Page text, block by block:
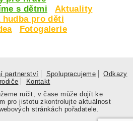
s dětmi
Aktuality
hudba pro děti
Fotogalerie
partnerství Spolupracujeme
Odkazy
Kontakt
ručit, v čase může dojít ke
pro jistotu zkontrolujte aktuálnost
stránkách pořadatele.